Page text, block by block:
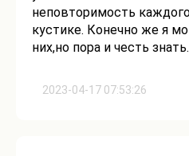
2023-04-17 07:53:26
неповторимость
кустике. Конечно же я
них,но пора и честь